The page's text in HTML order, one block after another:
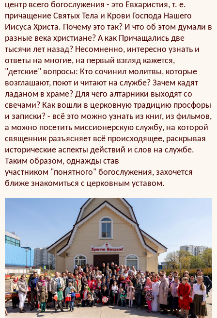
центр всего богослужения - это Евхаристия, т. е.
причащение Святых Тела и Крови Господа Нашего
Иисуса Христа. Почему это так? И что об этом думали в
разные века христиане? А как Причащались две
тысячи лет назад? Несомненно, интересно узнать и
ответы на многие, на первый взгляд кажется,
"детские" вопросы: Кто сочинил молитвы, которые
возглашают, поют и читают на службе? Зачем кадят
ладаном в храме? Для чего алтарники выходят со
свечами? Как вошли в церковную традицию просфоры
и записки? - всё это можно узнать из книг, из фильмов,
а можно посетить миссионерскую службу, на которой
священник разъясняет всё происходящее, раскрывая
исторические аспекты действий и слов на службе.
Таким образом, однажды став
участником "понятного" богослужения, захочется
ближе знакомиться с церковным уставом.